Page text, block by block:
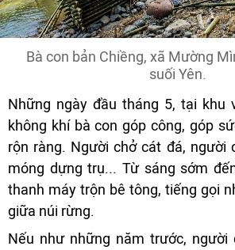
Bà con bản Chiềng, xã Mường
suối Yên.
Những ngày đầu tháng 5, tại khu
không khí bà con góp công, góp
rộn ràng. Người chở cát đá, người
móng dựng trụ... Từ sáng sớm
thanh máy trộn bê tông, tiếng gọi
giữa núi rừng.
Nếu như những năm trước, người